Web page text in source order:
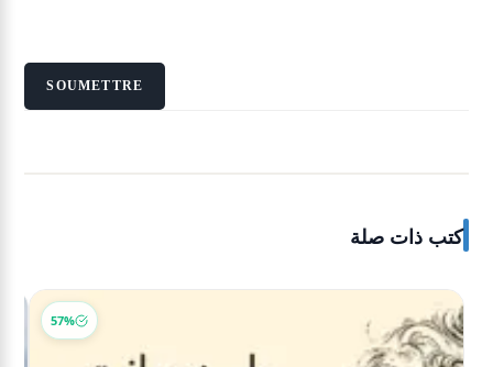
كتب ذات صلة
57%